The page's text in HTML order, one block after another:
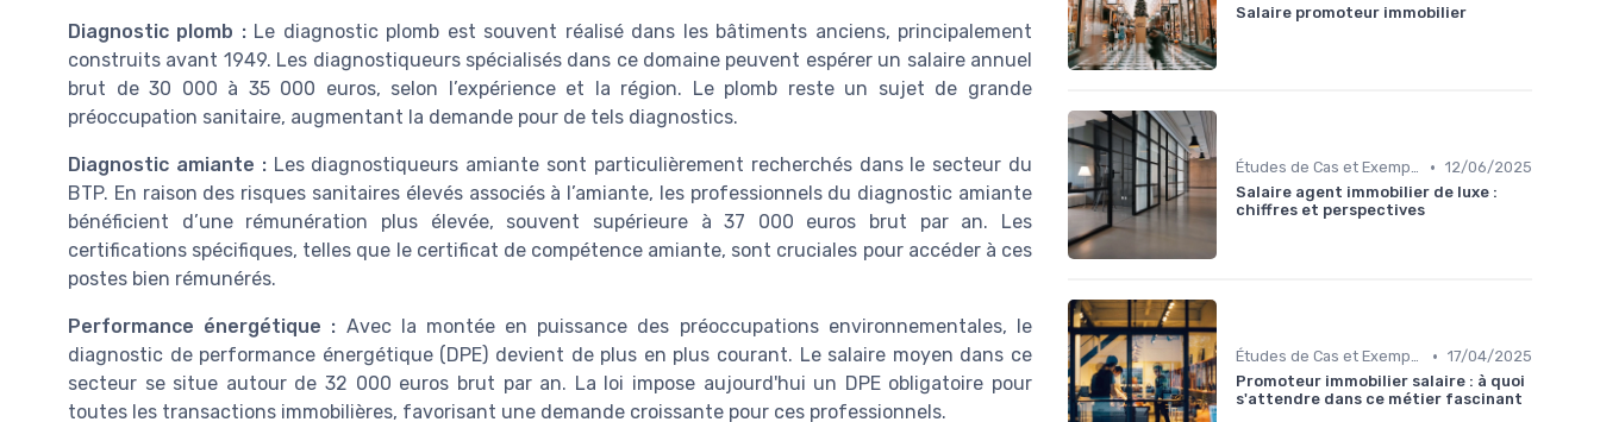
Diagnostic plomb :Le diagnostic plomb est souvent réalisé dans les bâtiments anciens, principalement
construits avant 1949. Les diagnostiqueurs spécialisés dans ce domaine peuvent espérer un salaire annuel
brut de 30 000 à 35 000 euros, selon l’expérience et la région. Le plomb reste un sujet de grande
préoccupation sanitaire, augmentant la demande pour de tels diagnostics.
Diagnostic amiante :Les diagnostiqueurs amiante sont particulièrement recherchés dans le secteur du
BTP. En raison des risques sanitaires élevés associés à l’amiante, les professionnels du diagnostic amiante
bénéficient d’une rémunération plus élevée, souvent supérieure à 37 000 euros brut par an. Les
certifications spécifiques, telles que le certificat de compétence amiante, sont cruciales pour accéder à ces
postes bien rémunérés.
Performance énergétique : Avec la montée en puissance des préoccupations environnementales, le
diagnostic de performance énergétique (DPE) devient de plus en plus courant. Le salaire moyen dans ce
secteur se situe autour de 32 000 euros brut par an. La loi impose aujourd'hui un DPE obligatoire pour
toutes les transactions immobilières, favorisant une demande croissante pour ces professionnels.
Salaire promoteur immobilier
Études de Cas et Exemples de Réussite • 12/06/2025
Salaire agent immobilier de luxe :
chiffres et perspectives
Études de Cas et Exemples de Réussite • 17/04/2025
Promoteur immobilier salaire : à quoi
s'attendre dans ce métier fascinant